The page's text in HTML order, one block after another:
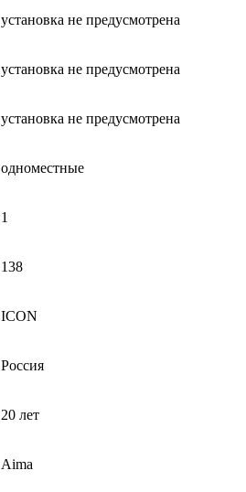
установка не предусмотрена
установка не предусмотрена
установка не предусмотрена
одноместные
1
138
ICON
Россия
20 лет
Aima